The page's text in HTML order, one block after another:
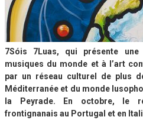
7Sóis 7Luas, qui présente
musiques du monde et à l’art
par un réseau culturel de plus
Méditerranée et du monde
la Peyrade. En octobre, le
frontignanais au Portugal et en